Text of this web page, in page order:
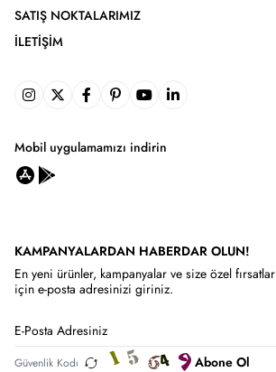
SATIŞ NOKTALARIMIZ
İLETIŞIM
Mobil uygulamamızı indirin
KAMPANYALARDAN HABERDAR OLUN!
En yeni ürünler, kampanyalar ve size özel fırsatlar
için e-posta adresinizi giriniz.
Abone Ol